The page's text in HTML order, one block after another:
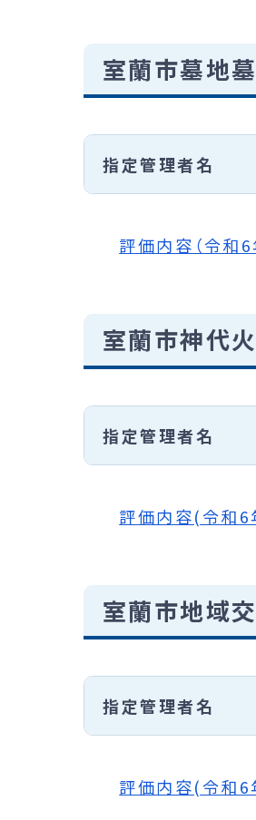
室蘭市墓地
指定管理者名
評価内容（令和
室蘭市神代
指定管理者名
評価内容(令和
室蘭市地域
指定管理者名
評価内容(令和